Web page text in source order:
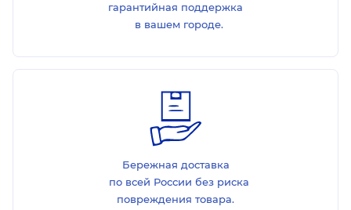
гарантийная поддержка
в вашем городе.
Бережная доставка
по всей России без риска
повреждения товара.